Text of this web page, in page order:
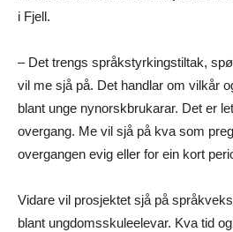
i Fjell.
– Det trengs språkstyrkingstiltak,
vil me sjå på. Det handlar om vilkår
blant unge nynorskbrukarar. Det er
overgang. Me vil sjå på kva som
overgangen evig eller for ein kort
Vidare vil prosjektet sjå på
blant ungdomsskuleelevar. Kva tid